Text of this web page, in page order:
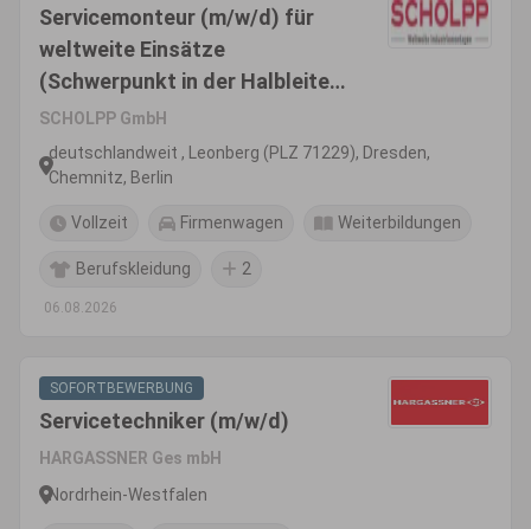
Servicemonteur (m/w/d) für
weltweite Einsätze
(Schwerpunkt in der Halbleiter-
und Chipindustrie)
SCHOLPP GmbH
deutschlandweit , Leonberg (PLZ 71229), Dresden,
Chemnitz, Berlin
Vollzeit Firmenwagen Weiterbildungen
Berufskleidung 2
06.08.2026
SOFORTBEWERBUNG
Servicetechniker (m/w/d)
HARGASSNER Ges mbH
Nordrhein-Westfalen